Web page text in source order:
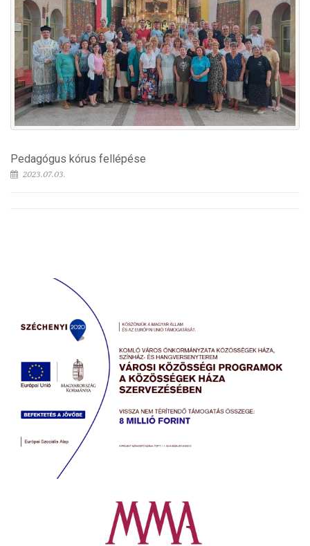
Pedagógus kórus fellépése
2023.07.03.